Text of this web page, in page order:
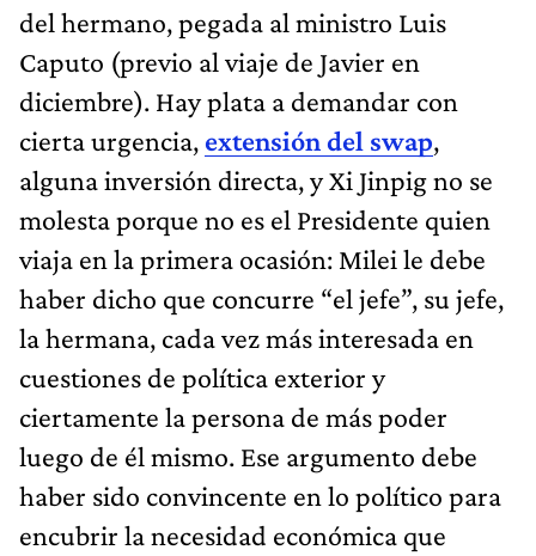
del hermano, pegada al ministro Luis
Caputo (previo al viaje de Javier en
diciembre). Hay plata a demandar con
cierta urgencia, extensión del swap,
alguna inversión directa, y Xi Jinpig no se
molesta porque no es el Presidente quien
viaja en la primera ocasión: Milei le debe
haber dicho que concurre “el jefe”, su jefe,
la hermana, cada vez más interesada en
cuestiones de política exterior y
ciertamente la persona de más poder
luego de él mismo. Ese argumento debe
haber sido convincente en lo político para
encubrir la necesidad económica que